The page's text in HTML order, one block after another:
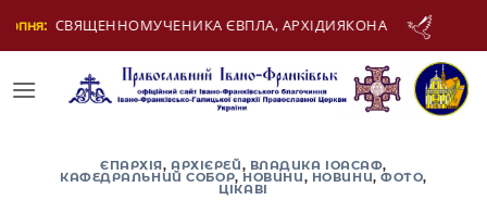
12 Серпня: ДЕНЬ МОЛОДІ
ЄПАРХІЯ, АРХІЄРЕЙ, ВЛАДИКА ІОАСАФ,
КАФЕДРАЛЬНИЙ СОБОР, НОВИНИ, НОВИНИ,ФОТО,
ЦІКАВІ